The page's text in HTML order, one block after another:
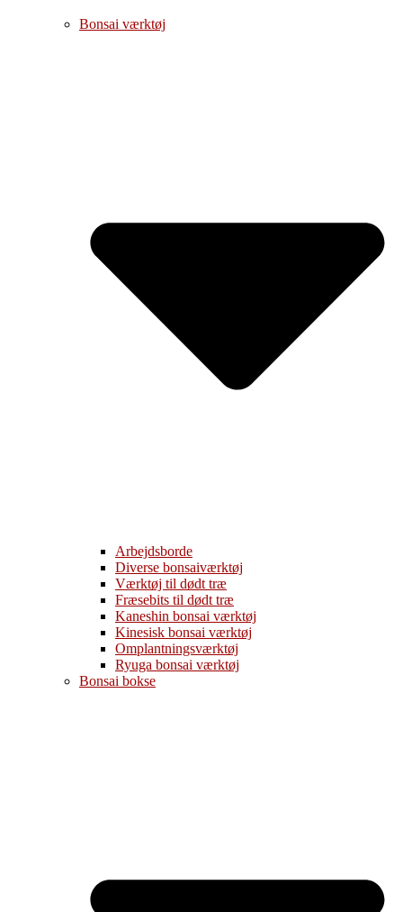
Bonsai værktøj
Arbejdsborde
Diverse bonsaiværktøj
Værktøj til dødt træ
Fræsebits til dødt træ
Kaneshin bonsai værktøj
Kinesisk bonsai værktøj
Omplantningsværktøj
Ryuga bonsai værktøj
Bonsai bokse